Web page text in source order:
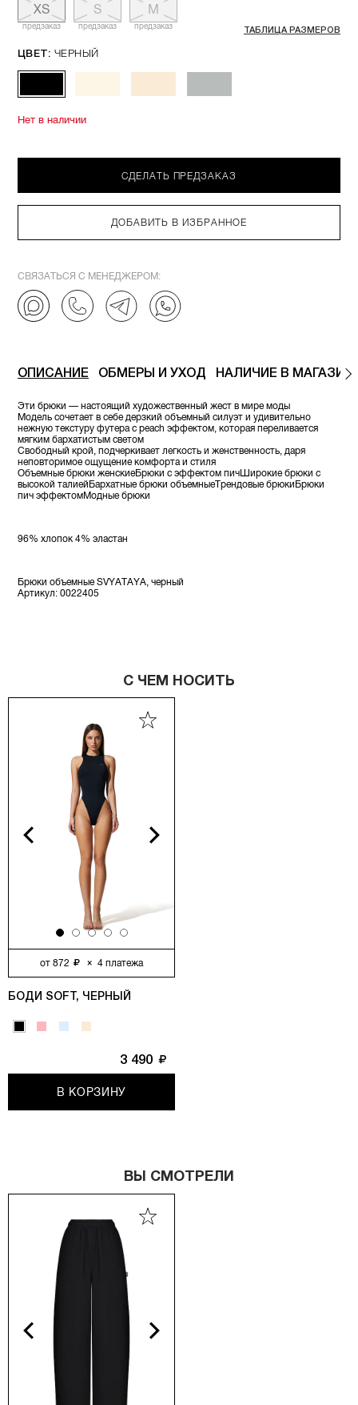
XS
предзаказ
S
предзаказ
M
предзаказ ТАБЛИЦА РАЗМЕРОВ
ЦВЕТ: ЧЕРНЫЙ
Нет в наличии
СДЕЛАТЬ ПРЕДЗАКАЗ
ДОБАВИТЬ В ИЗБРАННОЕ
СВЯЗАТЬСЯ С МЕНЕДЖЕРОМ:
ОПИСАНИЕ ОБМЕРЫ И УХОД НАЛИЧИЕ В
Эти брюки — настоящий художественный жест в мире моды
Модель сочетает в себе дерзкий объемный силуэт и удивительно
нежную текстуру футера с peach эффектом, которая переливается
мягким бархатистым светом
Свободный крой, подчеркивает легкость и женственность, даря
неповторимое ощущение комфорта и стиля
Объемные брюки женскиеБрюки с эффектом пичШирокие брюки с
высокой талиейБархатные брюки объемныеТрендовые брюкиБрюки
пич эффектомМодные брюки
96% хлопок 4% эластан
Брюки объемные SVYATAYA, черный
Артикул: 0022405
С ЧЕМ НОСИТЬ
Next
от 872 × 4 платежа
БОДИ SOFT, ЧЕРНЫЙ
3 490
В КОРЗИНУ
ВЫ СМОТРЕЛИ
Next